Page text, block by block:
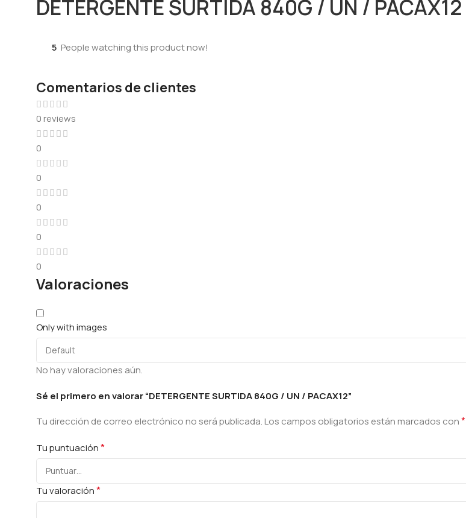
DETERGENTE SURTIDA 840G / UN / PACAX12
5 People watching this product now!
Comentarios de clientes
0 reviews
0
0
0
0
0
Valoraciones
Only with images
No hay valoraciones aún.
Sé el primero en valorar “DETERGENTE SURTIDA 840G / UN / PACAX12”
Tu dirección de correo electrónico no será publicada.Los campos obligatorios están marcados con*
Tu puntuación*
Tu valoración*